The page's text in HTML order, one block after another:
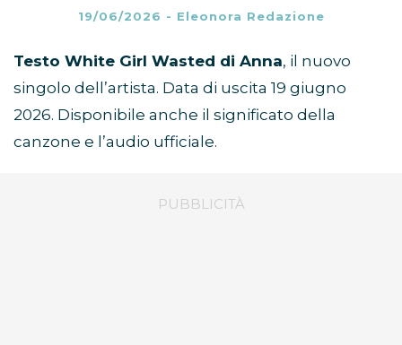
19/06/2026 - Eleonora Redazione
Testo White Girl Wasted di Anna, il nuovo
singolo dell’artista. Data di uscita 19 giugno
2026. Disponibile anche il significato della
canzone e l’audio ufficiale.